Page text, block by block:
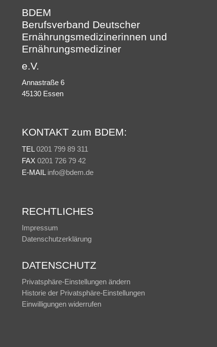
BDEM
Berufsverband Deutscher
Ernährungsmedizinerinnen und
Ernährungsmediziner
e.V.
Annastraße 6
45130 Essen
KONTAKT zum BDEM:
TEL 0201 799 89 311
FAX 0201 726 79 42
E-MAIL info@bdem.de
RECHTLICHES
Impressum
Datenschutzerklärung
DATENSCHUTZ
Privatsphäre-Einstellungen ändern
Historie der Privatsphäre-Einstellungen
Einwilligungen widerrufen